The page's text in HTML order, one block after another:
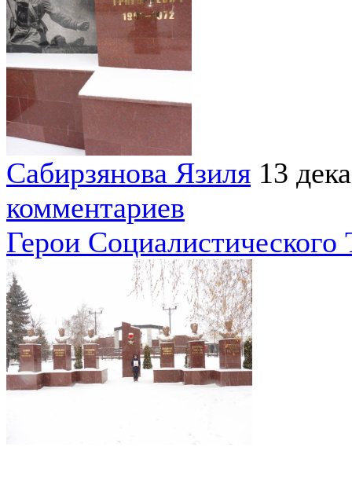
Сабирзянова Язиля 13
комментариев
Герои Социалистического